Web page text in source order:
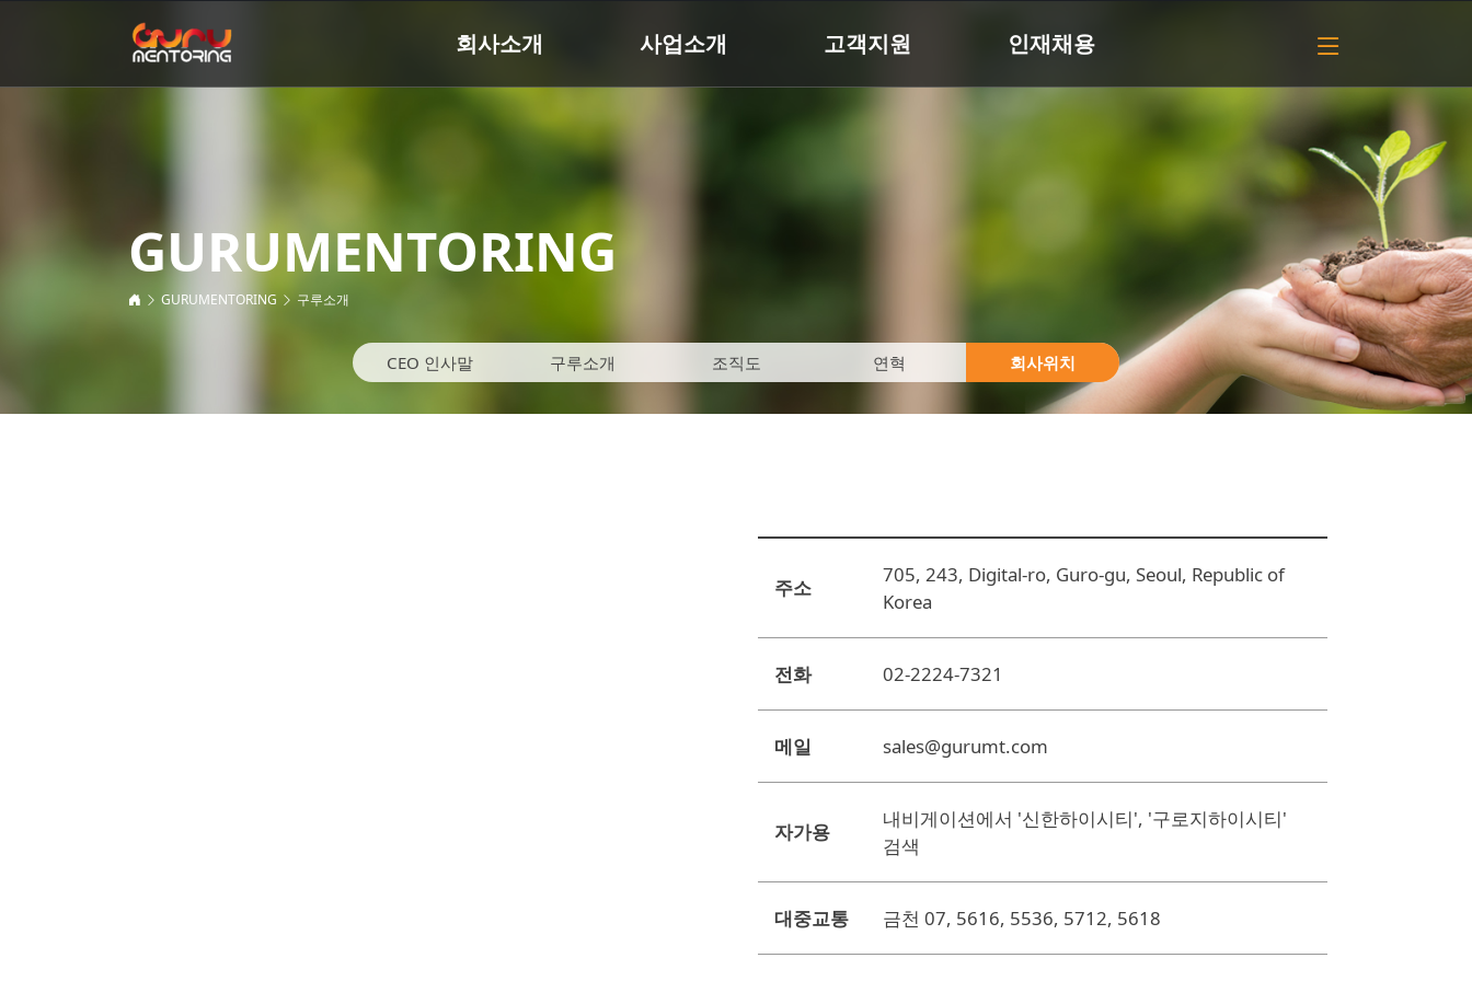
회사소개 사업소개 고객지원 인재채용
GURUMENTORING
GURUMENTORING 구루소개
CEO 인사말 구루소개 조직도 연혁 회사위치
주소
705, 243, Digital-ro, Guro-gu, Seoul, Republic of
Korea
전화 02-2224-7321
메일 sales@gurumt.com
자가용
내비게이션에서 '신한하이시티', '구로지하이시티'
검색
대중교통 금천 07, 5616, 5536, 5712, 5618